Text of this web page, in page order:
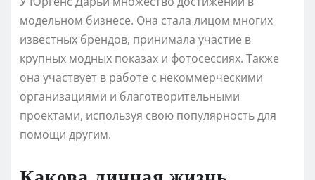
модельном бизнесе. Она стала лицом многих
известных брендов, принимала участие в
крупных модных показах и фотосессиях. Также
она участвует в работе с некоммерческими
организациями и благотворительными
проектами, используя свою популярность для
помощи другим.